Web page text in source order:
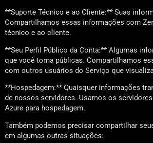
**Suporte Técnico e ao Cliente:** Suas
Compartilhamos essas informações com
técnico e ao cliente.
**Seu Perfil Público da Conta:** Algumas
que você torna públicas. Compartilhamos
com outros usuários do Serviço que
**Hospedagem:** Quaisquer informações
de nossos servidores. Usamos os
Azure para hospedagem.
Também podemos precisar compartilhar
em algumas outras situações: